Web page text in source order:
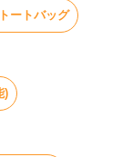
ートバッグ
)